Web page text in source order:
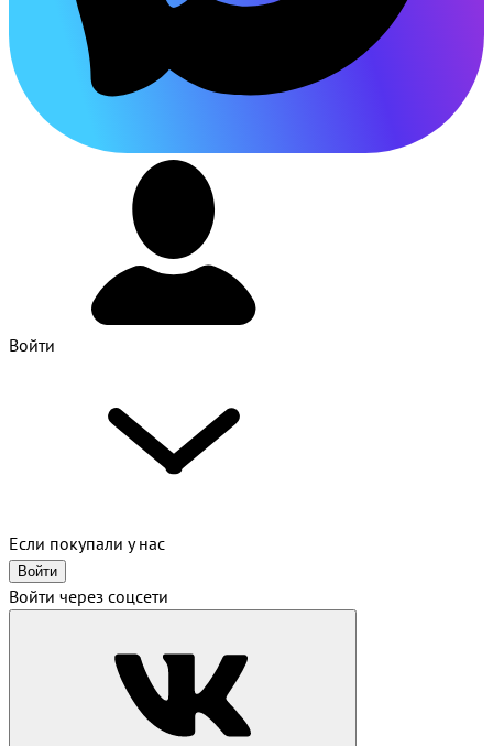
Войти
Если покупали у нас
Войти
Войти через соцсети